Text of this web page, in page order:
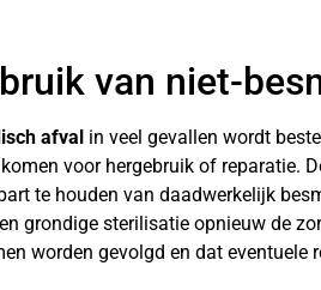
van niet-
afval in veel gevallen wordt
voor hergebruik of reparatie.
te houden van daadwerkelijk
grondige sterilisatie opnieuw de
worden gevolgd en dat